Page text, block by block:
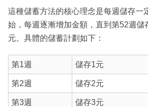
這種儲蓄方法的核心理念是每週儲存一
始，每週逐漸增加金額，直到第52週儲
元。具體的儲蓄計劃如下：
第1週 儲存1元
第2週 儲存2元
第3週 儲存3元